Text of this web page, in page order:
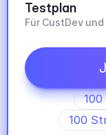
Testplan
Für CustDev
100